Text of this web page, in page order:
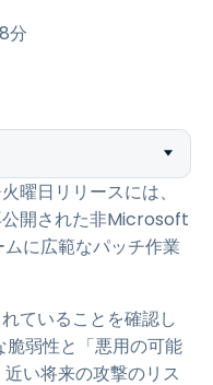
分
日リリースには、
開された非Microsoft
に広範なパッチ作業
ていることを確認し
弱性と「悪用の可能
い将来の攻撃のリス